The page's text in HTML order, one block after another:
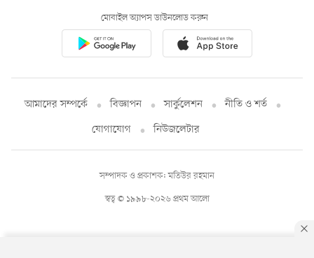
মোবাইল অ্যাপস ডাউনলোড করুন
আমাদের সম্পর্কে বিজ্ঞাপন সার্কুলেশন
নীতি ও শর্ত
যোগাযোগ
নিউজলেটার
স্বত্ব © ১৯৯৮-২০২৬ প্রথম আলো
সম্পাদক ও প্রকাশক: মতিউর রহমান